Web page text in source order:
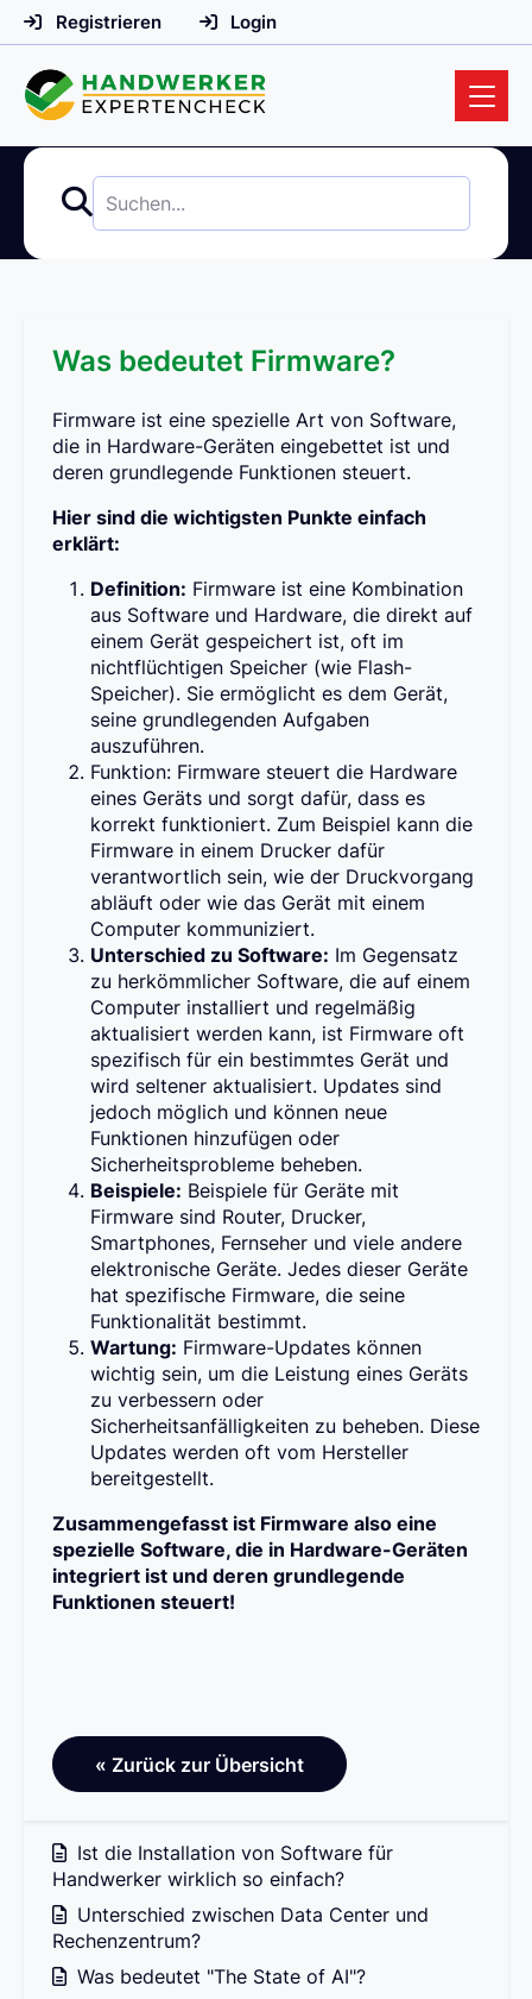
Registrieren Login
Was bedeutet Firmware?
Firmware ist eine spezielle Art von Software,
die in Hardware-Geräten eingebettet ist und
deren grundlegende Funktionen steuert.
Hier sind die wichtigsten Punkte einfach
erklärt:
Definition: Firmware ist eine Kombination
aus Software und Hardware, die direkt auf
einem Gerät gespeichert ist, oft im
nichtflüchtigen Speicher (wie Flash-
Speicher). Sie ermöglicht es dem Gerät,
seine grundlegenden Aufgaben
auszuführen.
Funktion: Firmware steuert die Hardware
eines Geräts und sorgt dafür, dass es
korrekt funktioniert. Zum Beispiel kann die
Firmware in einem Drucker dafür
verantwortlich sein, wie der Druckvorgang
abläuft oder wie das Gerät mit einem
Computer kommuniziert.
Unterschied zu Software: Im Gegensatz
zu herkömmlicher Software, die auf einem
Computer installiert und regelmäßig
aktualisiert werden kann, ist Firmware oft
spezifisch für ein bestimmtes Gerät und
wird seltener aktualisiert. Updates sind
jedoch möglich und können neue
Funktionen hinzufügen oder
Sicherheitsprobleme beheben.
Beispiele: Beispiele für Geräte mit
Firmware sind Router, Drucker,
Smartphones, Fernseher und viele andere
elektronische Geräte. Jedes dieser Geräte
hat spezifische Firmware, die seine
Funktionalität bestimmt.
Wartung: Firmware-Updates können
wichtig sein, um die Leistung eines Geräts
zu verbessern oder
Sicherheitsanfälligkeiten zu beheben. Diese
Updates werden oft vom Hersteller
bereitgestellt.
Zusammengefasst ist Firmware also eine
spezielle Software, die in Hardware-Geräten
integriert ist und deren grundlegende
Funktionen steuert!
« Zurück zur Übersicht
Ist die Installation von Software für
Handwerker wirklich so einfach?
Unterschied zwischen Data Center und
Rechenzentrum?
Was bedeutet "The State of AI"?